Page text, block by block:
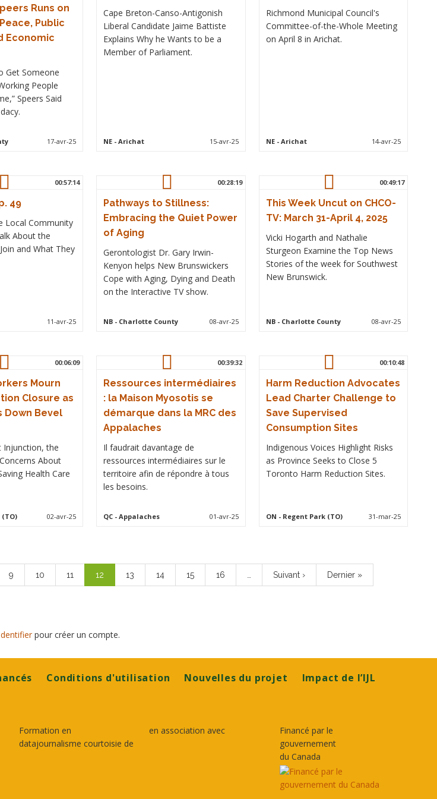
Runs on
Public
Economic
Get Someone
People
Speers Said
17-avr-25
Cape Breton-Canso-Antigonish
Liberal Candidate Jaime Battiste
Explains Why he Wants to be a
Member of Parliament.
NE- Arichat 15-avr-25
Richmond Municipal Council's
Committee-of-the-Whole Meeting
on April 8 in Arichat.
NE- Arichat 14-avr-25
00:57:14
49
Local Community
About the
and What They
11-avr-25
00:28:19
Pathways to Stillness:
Embracing the Quiet Power
of Aging
Gerontologist Dr. Gary Irwin-
Kenyon helps New Brunswickers
Cope with Aging, Dying and Death
on the Interactive TV show.
NB- Charlotte County 08-avr-25
00:49:17
This Week Uncut on CHCO-
TV: March 31-April 4, 2025
Vicki Hogarth and Nathalie
Sturgeon Examine the Top News
Stories of the week for Southwest
New Brunswick.
NB- Charlotte County 08-avr-25
00:06:09
Mourn
Closure as
Down Bevel
Injunction, the
About
Health Care
(TO) 02-avr-25
00:39:32
Ressources intermédiaires
: la Maison Myosotis se
démarque dans la MRC des
Appalaches
Il faudrait davantage de
ressources intermédiaires sur le
territoire afin de répondre à tous
les besoins.
QC- Appalaches 01-avr-25
00:10:48
Harm Reduction Advocates
Lead Charter Challenge to
Save Supervised
Consumption Sites
Indigenous Voices Highlight Risks
as Province Seeks to Close 5
Toronto Harm Reduction Sites.
ON - Regent Park (TO) 31-mar-25
Page
9 Page
10 Page
11
Page
courante
12 Page
13 Page
14 Page
15 Page
16
Page
suivante
Suivant ›
Dernière
page
Dernier »
pour créer un compte.
Conditions d'utilisation Nouvelles du projet
Impact de l’IJL
Formation en
datajournalisme courtoisie de
en association avec
Financé par le
gouvernement
du Canada